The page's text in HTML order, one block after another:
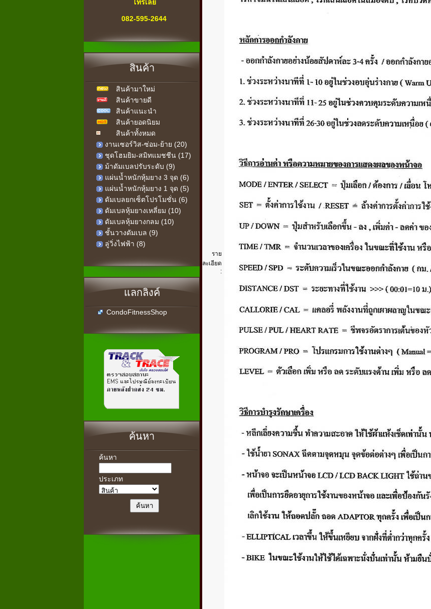
โทรเลย
082-595-2644
" สายด่วน "
เครื่องออกกำลังกาย
ทุกคำถาม-ทุกปัญหา
เรามีคำตอบ
เรายินดีให้บริการ
สินค้า
สินค้ามาใหม่
สินค้าขายดี
สินค้าแนะนำ
สินค้ายอดนิยม
สินค้าทั้งหมด
งานเซอร์วิส-ซ่อม-ย้าย (20)
ชุดโฮมยิม-สมิทแมชชีน (17)
ม้าดัมเบลปรับระดับ (9)
แผ่นน้ำหนักหุ้มยาง 3 จุด (6)
แผ่นน้ำหนักหุ้มยาง 1 จุด (5)
ดัมเบลยกเซ็ตโปรโมชั่น (6)
ดัมเบลหุ้มยางเหลี่ยม (10)
ดัมเบลหุ้มยางกลม (10)
ชั้นวางดัมเบล (9)
ลู่วิ่งไฟฟ้า (8)
แลกลิงค์
CondoFitnessShop
ค้นหา
ค้นหา
ประเภท
ราย
ละเอียด
: